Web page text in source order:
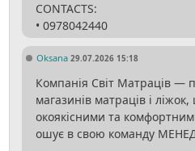
CONTACTS:
• 0978042440
Oksana 29.07.2026 15:18
Компанія Світ Матраців —
магазинів матраців і
окоякісними та
ошує в свою команду